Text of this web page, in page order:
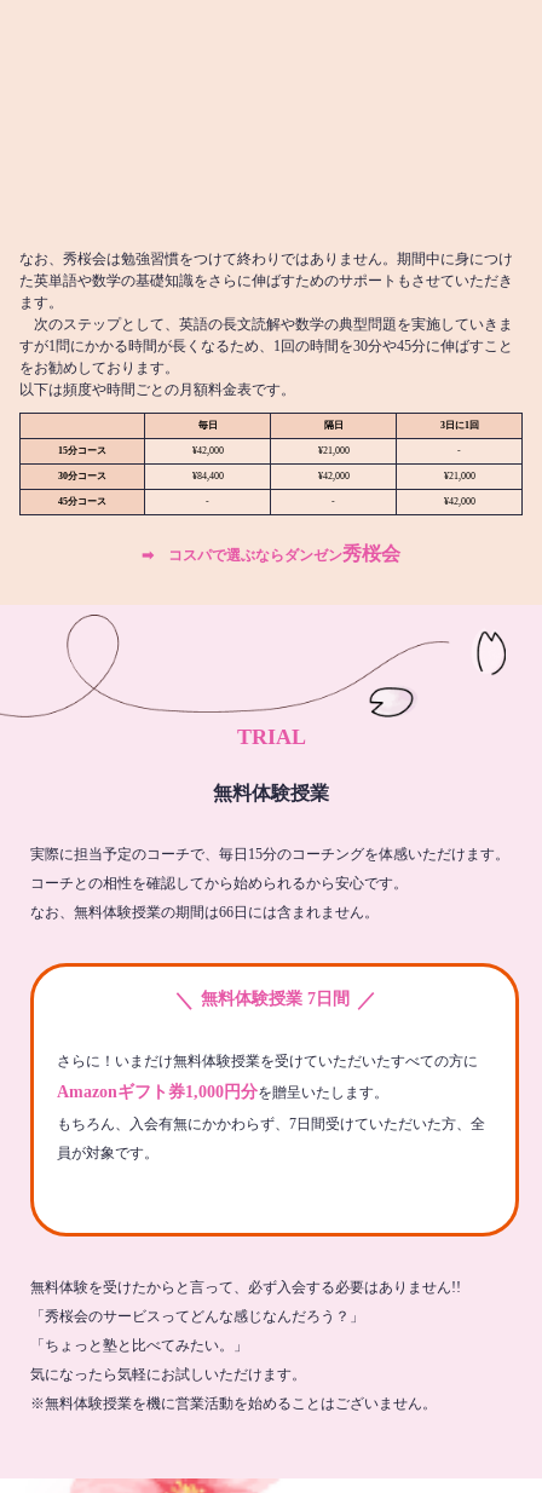
なお、秀桜会は勉強習慣をつけて終わりではありません。期間中に身につけ
た英単語や数学の基礎知識をさらに伸ばすためのサポートもさせていただき
ます。
次のステップとして、英語の長文読解や数学の典型問題を実施していきま
すが1問にかかる時間が長くなるため、1回の時間を30分や45分に伸ばすこと
をお勧めしております。
以下は頻度や時間ごとの月額料金表です。
毎日 隔日 3日に1回
15分コース ¥42,000 ¥21,000 -
30分コース ¥84,400 ¥42,000 ¥21,000
45分コース - - ¥42,000
➡︎ コスパで選ぶならダンゼン秀桜会
TRIAL
無料体験授業
実際に担当予定のコーチで、毎日15分のコーチングを体感いただけます。
コーチとの相性を確認してから始められるから安心です。
なお、無料体験授業の期間は66日には含まれません。
＼ 無料体験授業 7日間 ／
さらに！いまだけ無料体験授業を受けていただいたすべての方に
Amazonギフト券1,000円分を贈呈いたします。
もちろん、入会有無にかかわらず、7日間受けていただいた方、全
員が対象です。
無料体験を受けたからと言って、必ず入会する必要はありません!!
「秀桜会のサービスってどんな感じなんだろう？」
「ちょっと塾と比べてみたい。」
気になったら気軽にお試しいただけます。
※無料体験授業を機に営業活動を始めることはございません。